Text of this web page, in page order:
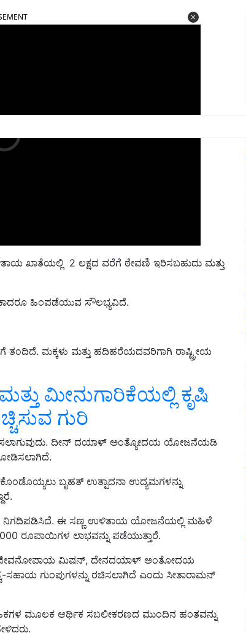
ಖಾತೆಯಲ್ಲಿ 2 ಲಕ್ಷದ ವರೆಗೆ ಠೇವಣಿ ಇರಿಸಬಹುದು ಮತ್ತು
ಹಿಂಪಡೆಯುವ ಸೌಲಭ್ಯವಿದೆ.
ಮೀನುಗಾರಿಕೆಯಲ್ಲಿ ಕೃಷಿ
ಗುರಿ
ದೀನ್ ದಯಾಳ್ ಅಂತ್ಯೋದಯ ಯೋಜನೆಯಡಿ
ಬೃಹತ್ ಉತ್ಪಾದನಾ ಉದ್ಯಮಗಳನ್ನು
ನಿಗದಿಪಡಿಸಿದೆ. ಈ ಸಣ್ಣ ಉಳಿತಾಯ ಯೋಜನೆಯಲ್ಲಿ ಮಹಿಳೆ
ರೂಪಾಯಿಗಳ ಲಾಭವನ್ನು ಪಡೆಯುತ್ತಾರೆ.
ಜೀವನೋಪಾಯ ಮಿಷನ್, ದೇನದಯಾಳ್ ಅಂತೋದಯ
ಗುಂಪುಗಳನ್ನು ರಚಿಸಲಾಗಿದೆ ಎಂದು ಸೀತಾರಾಮನ್
ಮೂಲಕ ಆರ್ಥಿಕ ಸಬಲೀಕರಣದ ಮುಂದಿನ ಹಂತವನ್ನು